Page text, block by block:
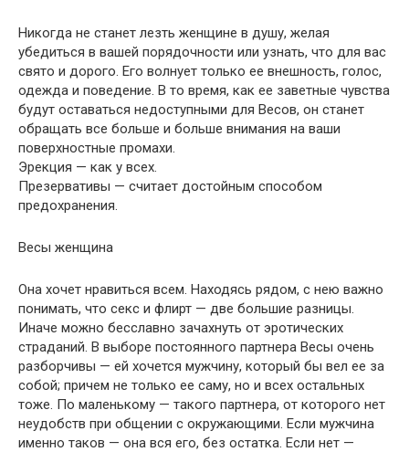
Никогда не станет лезть женщине в душу, желая
убедиться в вашей порядочности или узнать, что для вас
свято и дорого. Его волнует только ее внешность, голос,
одежда и поведение. В то время, как ее заветные чувства
будут оставаться недоступными для Весов, он станет
обращать все больше и больше внимания на ваши
поверхностные промахи.
Эрекция — как у всех.
Презервативы — считает достойным способом
предохранения.
Весы женщина
Она хочет нравиться всем. Находясь рядом, с нею важно
понимать, что секс и флирт — две большие разницы.
Иначе можно бесславно зачахнуть от эротических
страданий. В выборе постоянного партнера Весы очень
разборчивы — ей хочется мужчину, который бы вел ее за
собой; причем не только ее саму, но и всех остальных
тоже. По маленькому — такого партнера, от которого нет
неудобств при общении с окружающими. Если мужчина
именно таков — она вся его, без остатка. Если нет —